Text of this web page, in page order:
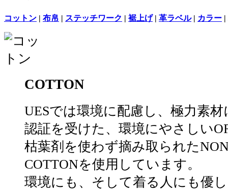
コットン | 布帛 | ステッチワーク | 裾上げ| 革ラベル| カラー |
COTTON
UESでは環境に配慮し、極力素
認証を受けた、環境にやさしい
枯葉剤を使わず摘み取られた
COTTONを使用しています。
環境にも、そして着る人にも優